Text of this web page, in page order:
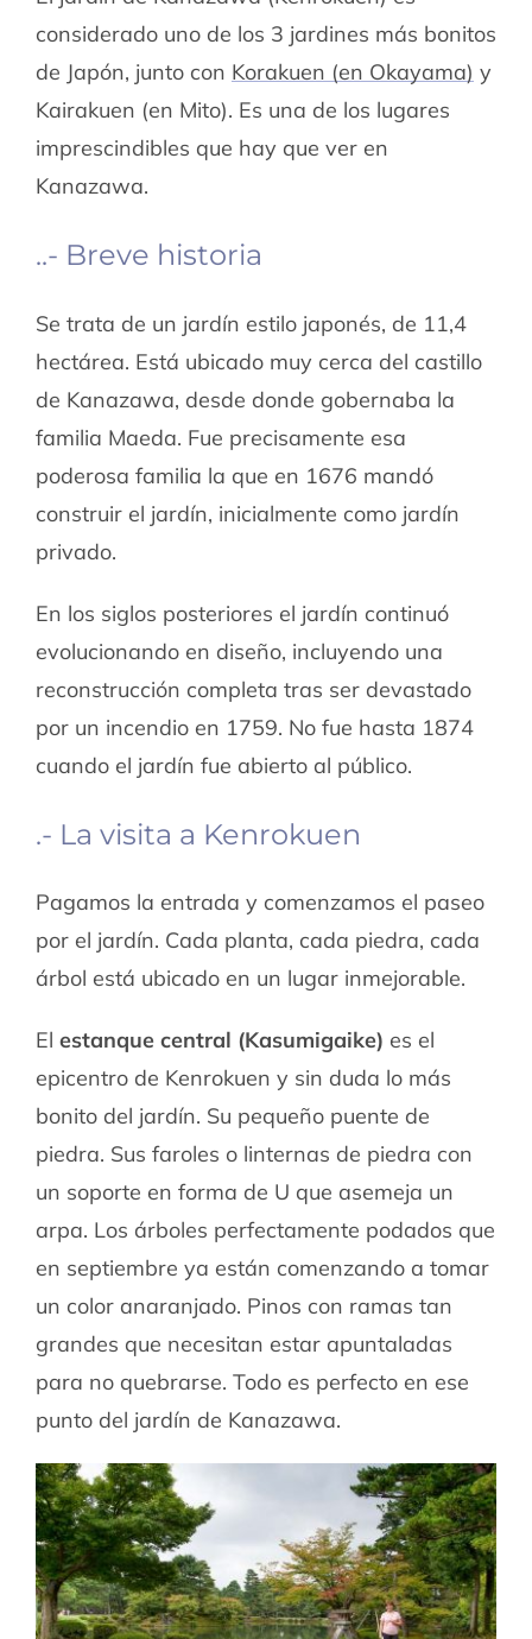
considerado uno de los 3 jardines más bonitos
de Japón, junto con Korakuen (en Okayama) y
Kairakuen (en Mito). Es una de los lugares
imprescindibles que hay que ver en
Kanazawa.
..- Breve historia
Se trata de un jardín estilo japonés, de 11,4
hectárea. Está ubicado muy cerca del castillo
de Kanazawa, desde donde gobernaba la
familia Maeda. Fue precisamente esa
poderosa familia la que en 1676 mandó
construir el jardín, inicialmente como jardín
privado.
En los siglos posteriores el jardín continuó
evolucionando en diseño, incluyendo una
reconstrucción completa tras ser devastado
por un incendio en 1759. No fue hasta 1874
cuando el jardín fue abierto al público.
.- La visita a Kenrokuen
Pagamos la entrada y comenzamos el paseo
por el jardín. Cada planta, cada piedra, cada
árbol está ubicado en un lugar inmejorable.
El estanque central (Kasumigaike) es el
epicentro de Kenrokuen y sin duda lo más
bonito del jardín. Su pequeño puente de
piedra. Sus faroles o linternas de piedra con
un soporte en forma de U que asemeja un
arpa. Los árboles perfectamente podados que
en septiembre ya están comenzando a tomar
un color anaranjado. Pinos con ramas tan
grandes que necesitan estar apuntaladas
para no quebrarse. Todo es perfecto en ese
punto del jardín de Kanazawa.